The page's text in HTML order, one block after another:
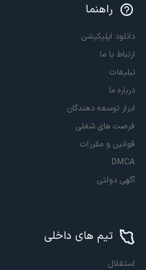
راهنما
دانلود اپلیکیشن
ارتباط با ما
تبلیغات
درباره ما
ابزار توسعه دهندگان
فرصت های شغلی
قوانین و مقررات
DMCA
آگهی دولتی
تیم های داخلی
استقلال